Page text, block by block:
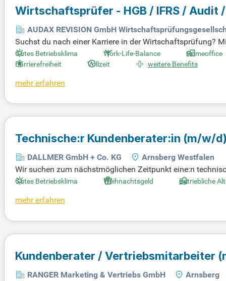
Wirtschaftsprüfer - HGB / IFRS / Audit /
AUDAX REVISION GmbH
Suchst du nach einer Karriere in der Wirtschaftsprüfung?
estens gerüstet. Insbesondere Kenntnisse in HGB und
tenzen verfügen. Wir bieten dir 30 Tage Urlaub, flexible
Gutes Betriebsklima Work-Life-Balance Homeoffice
Barrierefreiheit
Vollzeit weitere Benefits
mehr erfahren
Technische:r Kundenberater:in (m/w/d)
DALLMER GmbH + Co. KG
Arnsberg Westfalen
Wir suchen zum nächstmöglichen Zeitpunkt eine:n
n bei der Auswahl und dem Einsatz unserer Produkte. Sie
chmessen. Ihre Aufgaben umfassen auch spezielle
Gutes Betriebsklima Weihnachtsgeld Betriebliche
mehr erfahren
Kundenberater / Vertriebsmitarbeiter
RANGER Marketing & Vertriebs GmbH
Arnsberg